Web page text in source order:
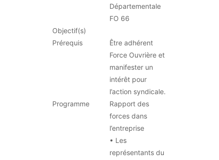
Départementale
FO 66
Objectif(s)
Prérequis
Être adhérent
Force Ouvrière et
manifester un
intérêt pour
l’action syndicale.
Programme
Rapport des
forces dans
l’entreprise
• Les
représentants du